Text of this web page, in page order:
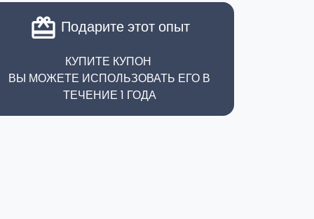
card_giftcard Подарите этот опыт
КУПИТЕ КУПОН
ВЫ МОЖЕТЕ ИСПОЛЬЗОВАТЬ ЕГО В
ТЕЧЕНИЕ 1 ГОДА